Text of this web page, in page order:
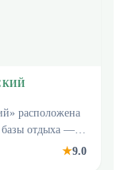
расположена
базы отдыха —
★9.0